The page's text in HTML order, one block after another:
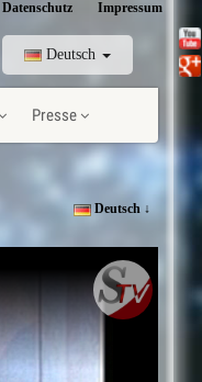
Datenschutz Impressum
Deutsch
Presse
Deutsch ↓